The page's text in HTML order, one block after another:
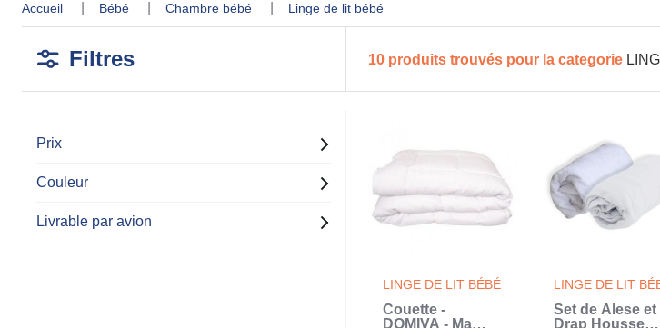
accueil bébé chambre bébé linge de lit bébé
Filtres 10 produits trouvés pour la categorie
Prix
Couleur
Livrable par avion
LINGE DE LIT BÉBÉ
Couette -
DOMIVA - Ma
LINGE DE LIT
Set de Alese et
Drap Housse